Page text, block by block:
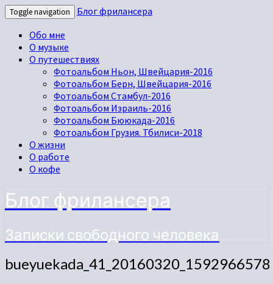
Toggle navigation
Блог фрилансера
Обо мне
О музыке
О путешествиях
Фотоальбом Ньон, Швейцария-2016
Фотоальбом Берн, Швейцария-2016
Фотоальбом Стамбул-2016
Фотоальбом Израиль-2016
Фотоальбом Бююкада-2016
Фотоальбом Грузия. Тбилиси-2018
О жизни
О работе
О кофе
Блог фрилансера
Записки свободного человека
bueyuekada_41_20160320_1592966578